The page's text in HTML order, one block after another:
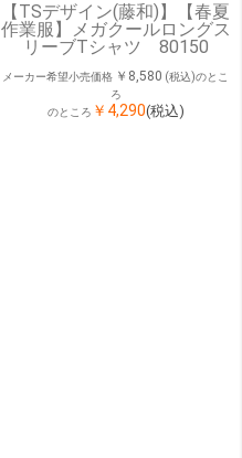
【TSデザイン(藤和)】【春夏
作業服】メガクールロングス
リーブTシャツ 80150
メーカー希望小売価格 ￥8,580 (税込)のとこ
ろ
のところ ￥4,290(税込)